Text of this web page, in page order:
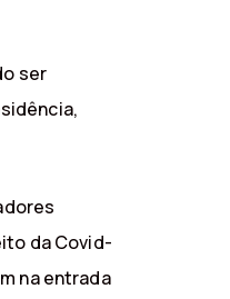
ser
da Covid-
na entrada